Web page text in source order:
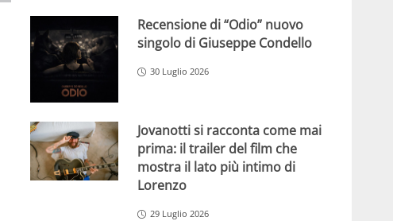
Recensione di “Odio” nuovo
singolo di Giuseppe Condello
30 Luglio 2026
Jovanotti si racconta come mai
prima: il trailer del film che
mostra il lato più intimo di
Lorenzo
29 Luglio 2026